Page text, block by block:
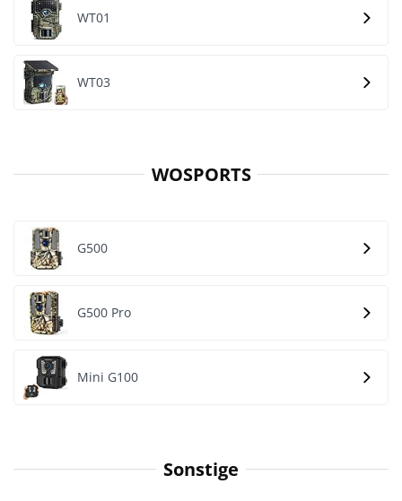
WT01
WT03
WOSPORTS
G500
G500 Pro
Mini G100
Sonstige